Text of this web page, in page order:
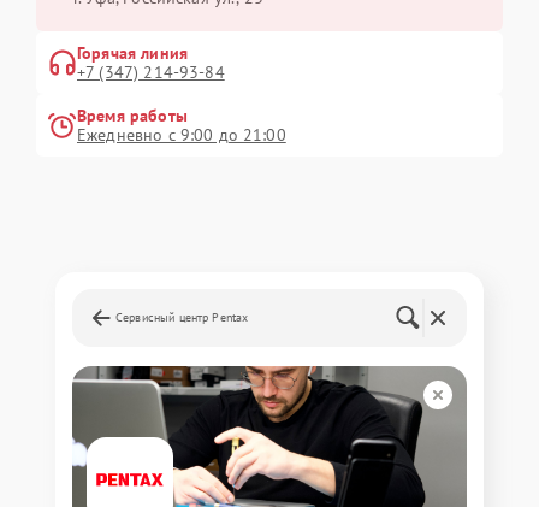
Горячая линия
+7 (347) 214-93-84
Время работы
Ежедневно с 9:00 до 21:00
Сервисный центр Pentax